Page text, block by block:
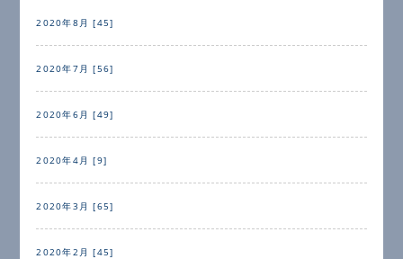
2020年8月 [45]
2020年7月 [56]
2020年6月 [49]
2020年4月 [9]
2020年3月 [65]
2020年2月 [45]